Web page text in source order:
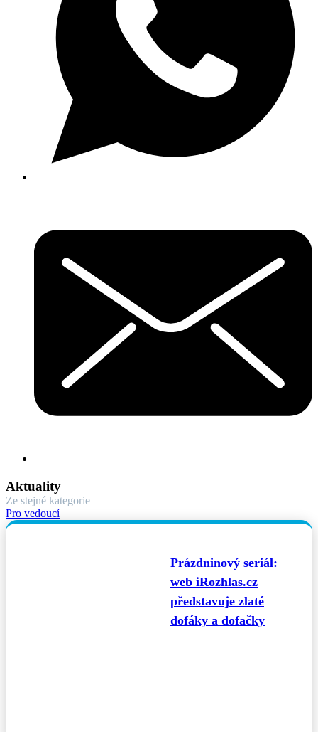
Aktuality
Ze stejné kategorie
Pro vedoucí
Prázdninový seriál:
web iRozhlas.cz
představuje zlaté
dofáky a dofačky